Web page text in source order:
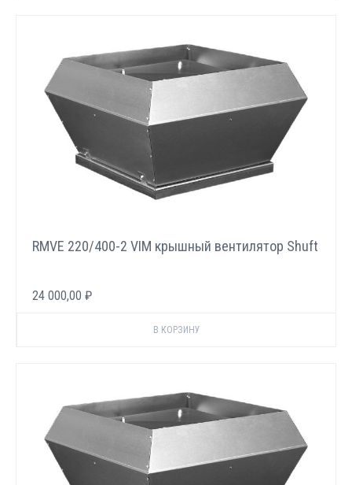
RMVE 220/400-2 VIM крышный вентилятор Shuft
24 000,00 ₽